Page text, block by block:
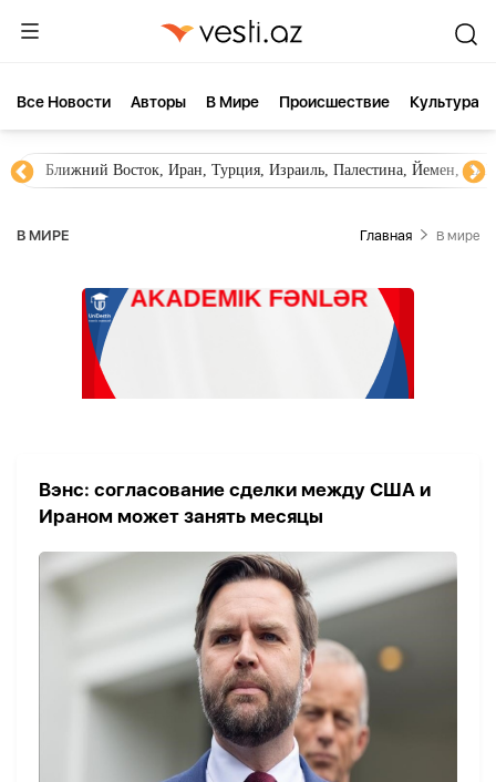
Все Новости Aвторы В Мире Происшествие Культура
Ближний Восток, Иран, Турция, Израиль, Палестина, Йемен,
В МИРЕ Главная В мире
Вэнс: согласование сделки между США и
Ираном может занять месяцы